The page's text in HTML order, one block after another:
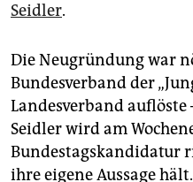
Seidler.
Die Neugründung war
Bundesverband der
Landesverband auflöste
Seidler wird am
Bundestagskandidatur
ihre eigene Aussage hält.